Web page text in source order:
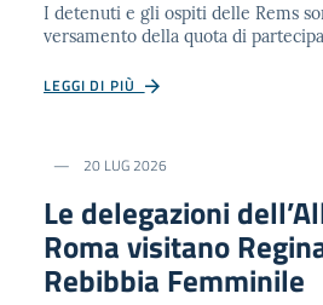
I detenuti e gli ospiti delle Rems
versamento della quota di
LEGGI DI PIÙ
20 LUG 2026
Le delegazioni
Roma visitano
Rebibbia Femminile